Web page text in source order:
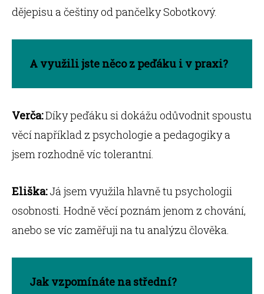
dějepisu a češtiny od pančelky Sobotkový.
A využili jste něco z peďáku i v praxi?
Verča:Díky peďáku si dokážu odůvodnit spoustu
věcí například z psychologie a pedagogiky a
jsem rozhodně víc tolerantní.
Eliška:Já jsem využila hlavně tu psychologii
osobnosti. Hodně věcí poznám jenom z chování,
anebo se víc zaměřuji na tu analýzu člověka.
Jak vzpomínáte na střední?